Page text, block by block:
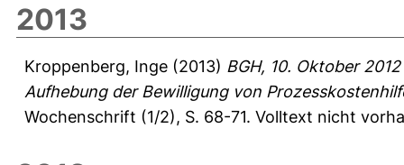
2013
Kroppenberg, Inge (2013) BGH, 10. Oktober
Aufhebung der Bewilligung von
Wochenschrift (1/2), S. 68-71. Volltext nicht